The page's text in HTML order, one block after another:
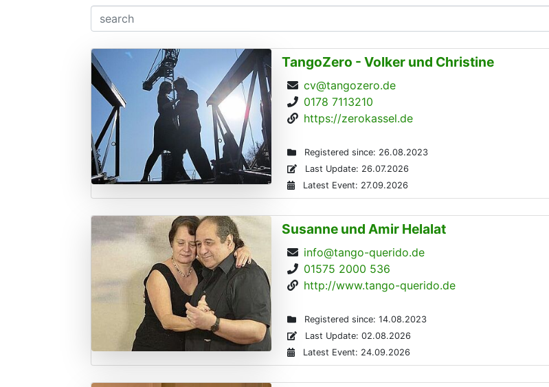
TangoZero - Volker und Christine
cv@tangozero.de
0178 7113210
https://zerokassel.de
Registered since: 26.08.2023
Last Update: 26.07.2026
Latest Event: 27.09.2026
Susanne und Amir Helalat
info@tango-querido.de
01575 2000 536
http://www.tango-querido.de
Registered since: 14.08.2023
Last Update: 02.08.2026
Latest Event: 24.09.2026